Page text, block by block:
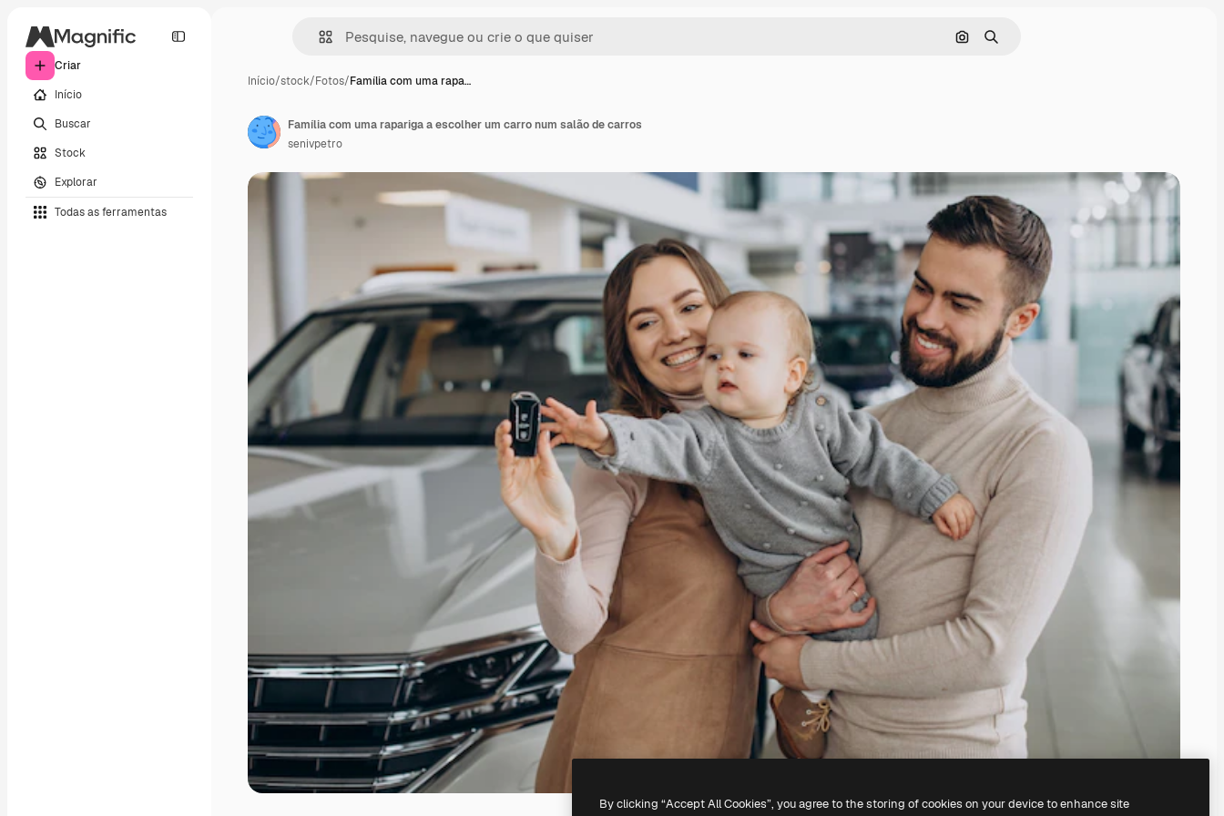
Criar
Início
Buscar
Stock
Explorar
Todas as ferramentas
Pesquisar por imagem
Buscar
Início/stock/Fotos/Família com uma rapa…
Família com uma rapariga a escolher um carro num salão de carros
senivpetro
By clicking “Accept All Cookies”, you agree to the storing of cookies on your device to enhance site